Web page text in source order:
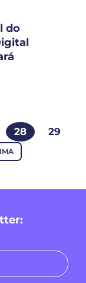
do
28
29